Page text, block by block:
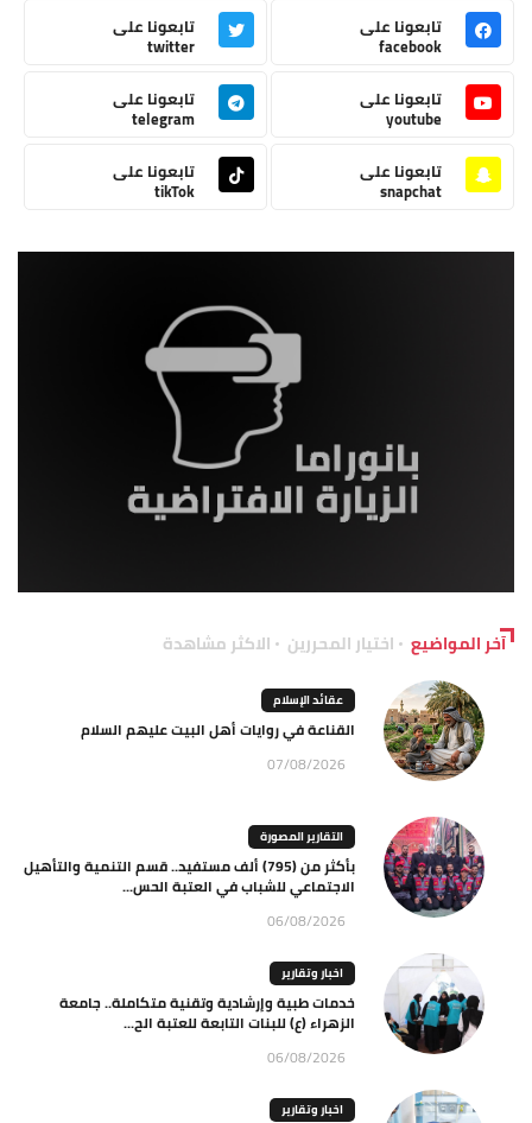
تابعونا على
facebook
تابعونا على
twitter
تابعونا على
youtube
تابعونا على
telegram
تابعونا على
snapchat
تابعونا على
tikTok
آخر المواضيع اختيار المحررين الاكثر مشاهدة
عقائد الإسلام
القناعة في روايات أهل البيت عليهم السلام
07/08/2026
التقارير المصورة
بأكثر من (795) ألف مستفيد.. قسم التنمية والتأهيل
الاجتماعي للشباب في العتبة الحس...
06/08/2026
اخبار وتقارير
خدمات طبية وإرشادية وتقنية متكاملة.. جامعة
الزهراء (ع) للبنات التابعة للعتبة الح...
06/08/2026
اخبار وتقارير